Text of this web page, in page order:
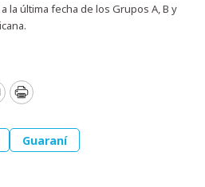
la última fecha de los Grupos A, B y
Print
Guaraní